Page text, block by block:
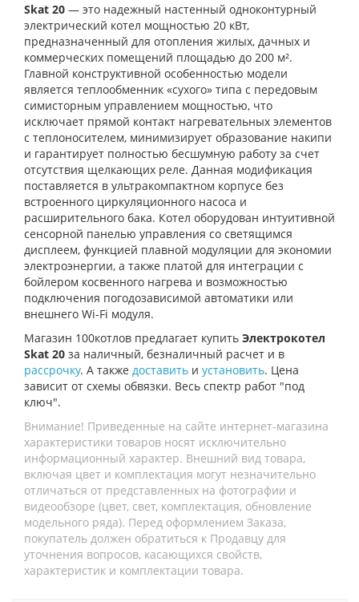
Skat 20 — это надежный настенный одноконтурный
электрический котел мощностью 20 кВт,
предназначенный для отопления жилых, дачных и
коммерческих помещений площадью до 200 м².
Главной конструктивной особенностью модели
является теплообменник «сухого» типа с передовым
симисторным управлением мощностью, что
исключает прямой контакт нагревательных элементов
с теплоносителем, минимизирует образование накипи
и гарантирует полностью бесшумную работу за счет
отсутствия щелкающих реле. Данная модификация
поставляется в ультракомпактном корпусе без
встроенного циркуляционного насоса и
расширительного бака. Котел оборудован интуитивной
сенсорной панелью управления со светящимся
дисплеем, функцией плавной модуляции для экономии
электроэнергии, а также платой для интеграции с
бойлером косвенного нагрева и возможностью
подключения погодозависимой автоматики или
внешнего Wi-Fi модуля.
Магазин 100котлов предлагает купить Электрокотел
Skat 20 за наличный, безналичный расчет и в
рассрочку. А также доставить и установить. Цена
зависит от схемы обвязки. Весь спектр работ "под
ключ".
Внимание! Приведенные на сайте интернет-магазина
характеристики товаров носят исключительно
информационный характер. Внешний вид товара,
включая цвет и комплектация могут незначительно
отличаться от представленных на фотографии и
видеообзоре (цвет, свет, комплектация, обновление
модельного ряда). Перед оформлением Заказа,
покупатель должен обратиться к Продавцу для
уточнения вопросов, касающихся свойств,
характеристик и комплектации товара.